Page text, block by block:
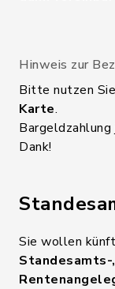
Hinweis zur
Bitte nutzen Sie
Karte.
Dank!
Sie wollen